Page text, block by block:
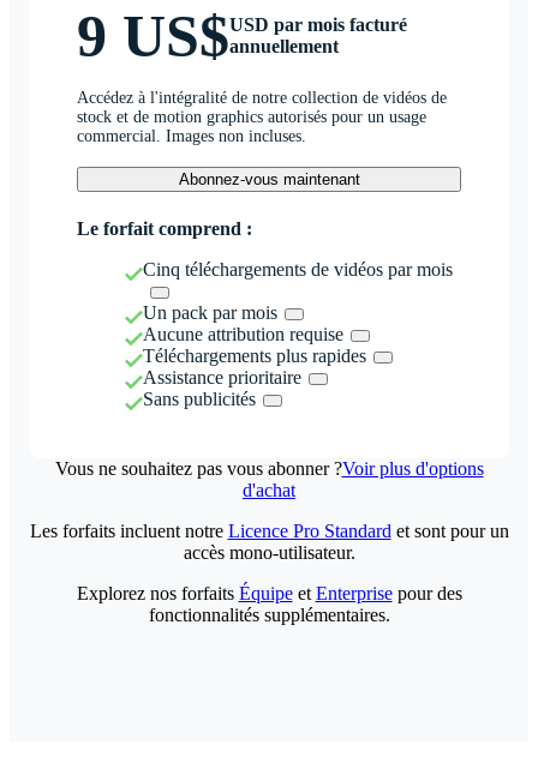
9 US$USD par mois facturé
annuellement
Accédez à l'intégralité de notre collection de vidéos de
stock et de motion graphics autorisés pour un usage
commercial. Images non incluses.
Abonnez-vous maintenant
Le forfait comprend :
Cinq téléchargements de vidéos par mois
Un pack par mois
Aucune attribution requise
Téléchargements plus rapides
Assistance prioritaire
Sans publicités
Vous ne souhaitez pas vous abonner ?Voir plus d'options
d'achat
Les forfaits incluent notre Licence Pro Standard et sont pour un
accès mono-utilisateur.
Explorez nos forfaits Équipeet Enterprisepour des
fonctionnalités supplémentaires.